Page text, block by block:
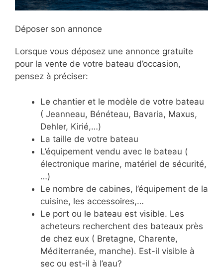
Déposer son annonce
Lorsque vous déposez une annonce gratuite
pour la vente de votre bateau d’occasion,
pensez à préciser:
Le chantier et le modèle de votre bateau
( Jeanneau, Bénéteau, Bavaria, Maxus,
Dehler, Kirié,…)
La taille de votre bateau
L’équipement vendu avec le bateau (
électronique marine, matériel de sécurité,
…)
Le nombre de cabines, l’équipement de la
cuisine, les accessoires,…
Le port ou le bateau est visible. Les
acheteurs recherchent des bateaux près
de chez eux ( Bretagne, Charente,
Méditerranée, manche). Est-il visible à
sec ou est-il à l’eau?